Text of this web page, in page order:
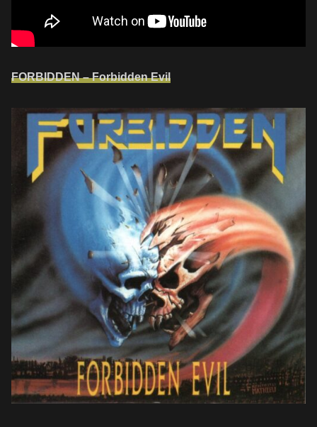
FORBIDDEN – Forbidden Evil